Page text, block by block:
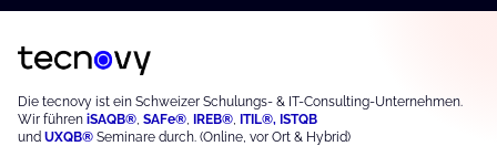
Die tecnovy ist ein Schweizer Schulungs- & IT-Consulting-Unternehmen.
Wir führen iSAQB® SAFe® IREB® ITIL®, ISTQB
und UXQB® Seminare durch. (Online, vor Ort & Hybrid)